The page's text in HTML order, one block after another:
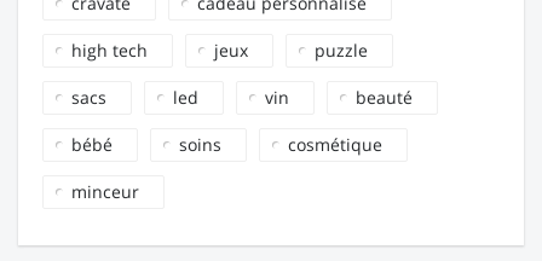
high tech jeux puzzle
sacs led vin beauté
bébé soins cosmétique
minceur